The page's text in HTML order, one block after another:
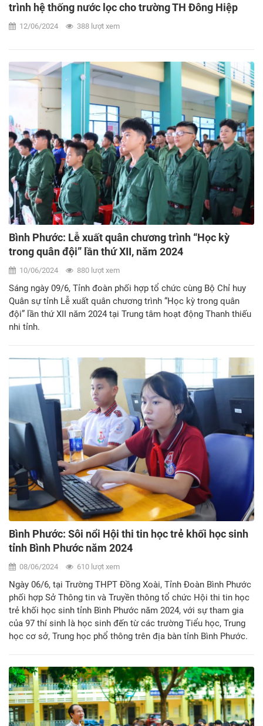
trình hệ thống nước lọc cho trường TH Đông Hiệp
12/06/2024 388 lượt xem
Bình Phước: Lễ xuất quân chương trình “Học kỳ
trong quân đội” lần thứ XII, năm 2024
10/06/2024 880 lượt xem
Sáng ngày 09/6, Tỉnh đoàn phối hợp tổ chức cùng Bộ Chỉ huy
Quân sự tỉnh Lễ xuất quân chương trình “Học kỳ trong quân
đội” lần thứ XII năm 2024 tại Trung tâm hoạt động Thanh thiếu
nhi tỉnh.
Bình Phước: Sôi nổi Hội thi tin học trẻ khối học sinh
tỉnh Bình Phước năm 2024
08/06/2024 610 lượt xem
Ngày 06/6, tại Trường THPT Đồng Xoài, Tỉnh Đoàn Bình Phước
phối hợp Sở Thông tin và Truyền thông tổ chức Hội thi tin học
trẻ khối học sinh tỉnh Bình Phước năm 2024, với sự tham gia
của 97 thí sinh là học sinh đến từ các trường Tiểu học, Trung
học cơ sở, Trung học phổ thông trên địa bàn tỉnh Bình Phước.